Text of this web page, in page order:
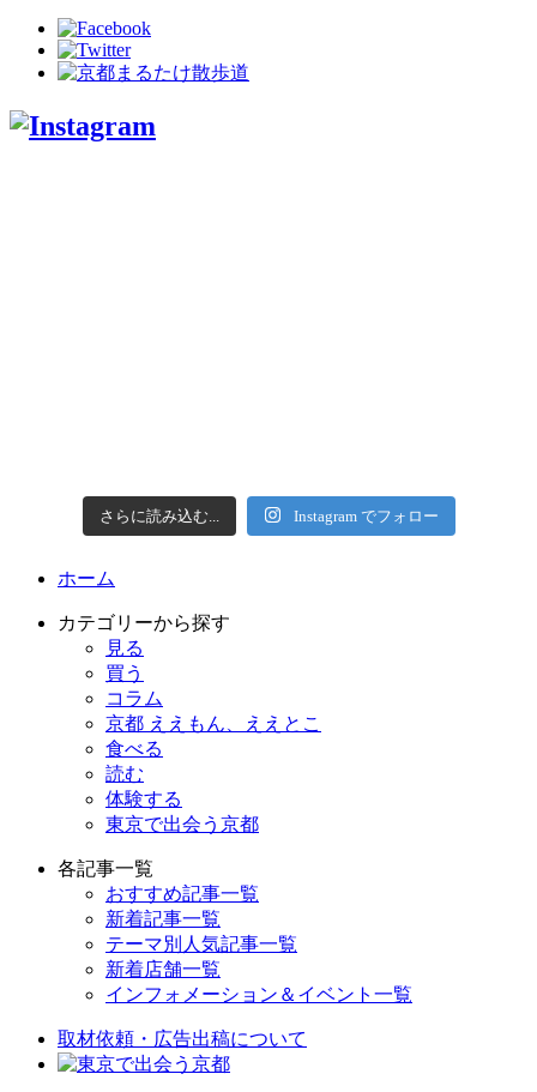
さらに読み込む... Instagram でフォロー
ホーム
カテゴリーから探す
見る
買う
コラム
京都 ええもん、ええとこ
食べる
読む
体験する
東京で出会う京都
各記事一覧
おすすめ記事一覧
新着記事一覧
テーマ別人気記事一覧
新着店舗一覧
インフォメーション＆イベント一覧
取材依頼・広告出稿について